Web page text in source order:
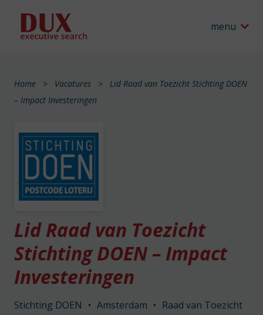
menu
Home Vacatures
Lid Raad van Toezicht Stichting DOEN
– Impact Investeringen
Lid Raad van Toezicht
Stichting DOEN – Impact
Investeringen
Stichting DOEN • Amsterdam • Raad van Toezicht